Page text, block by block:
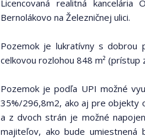
Licencovaná realitná
Bernolákovo na Železničnej ulici.
Pozemok je lukratívny s dobrou
celkovou rozlohou 848 m² (prístup
Pozemok je podľa UPI možné
35%/296,8m2, ako aj pre objekty
a z dvoch strán je možné
majiteľov, ako bude